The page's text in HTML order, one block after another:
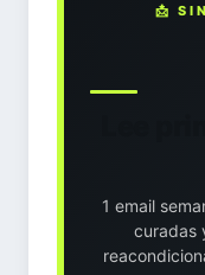
📩
1 email
curadas